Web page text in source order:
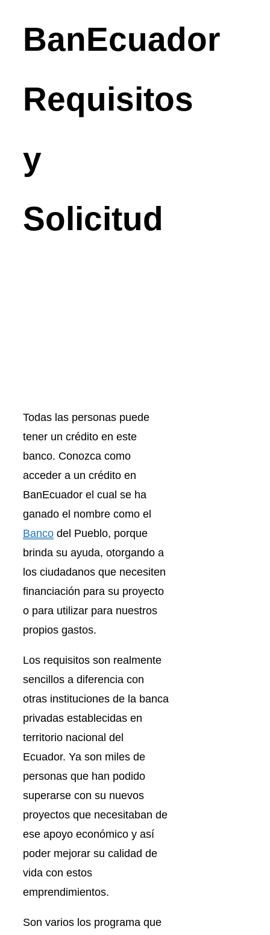
BanEcuador
Requisitos
y
Solicitud
Todas las personas puede
tener un crédito en este
banco. Conozca como
acceder a un crédito en
BanEcuador el cual se ha
ganado el nombre como el
Banco del Pueblo, porque
brinda su ayuda, otorgando a
los ciudadanos que necesiten
financiación para su proyecto
o para utilizar para nuestros
propios gastos.
Los requisitos son realmente
sencillos a diferencia con
otras instituciones de la banca
privadas establecidas en
territorio nacional del
Ecuador. Ya son miles de
personas que han podido
superarse con su nuevos
proyectos que necesitaban de
ese apoyo económico y así
poder mejorar su calidad de
vida con estos
emprendimientos.
Son varios los programa que